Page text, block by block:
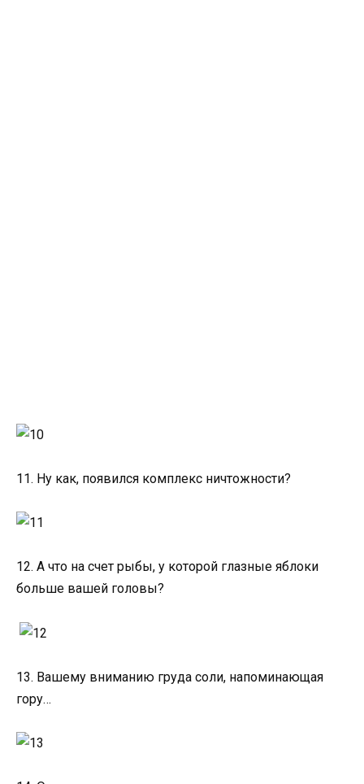
11. Ну как, появился комплекс ничтожности?
12. А что на счет рыбы, у которой глазные яблоки
больше вашей головы?
13. Вашему вниманию груда соли, напоминающая
гору…